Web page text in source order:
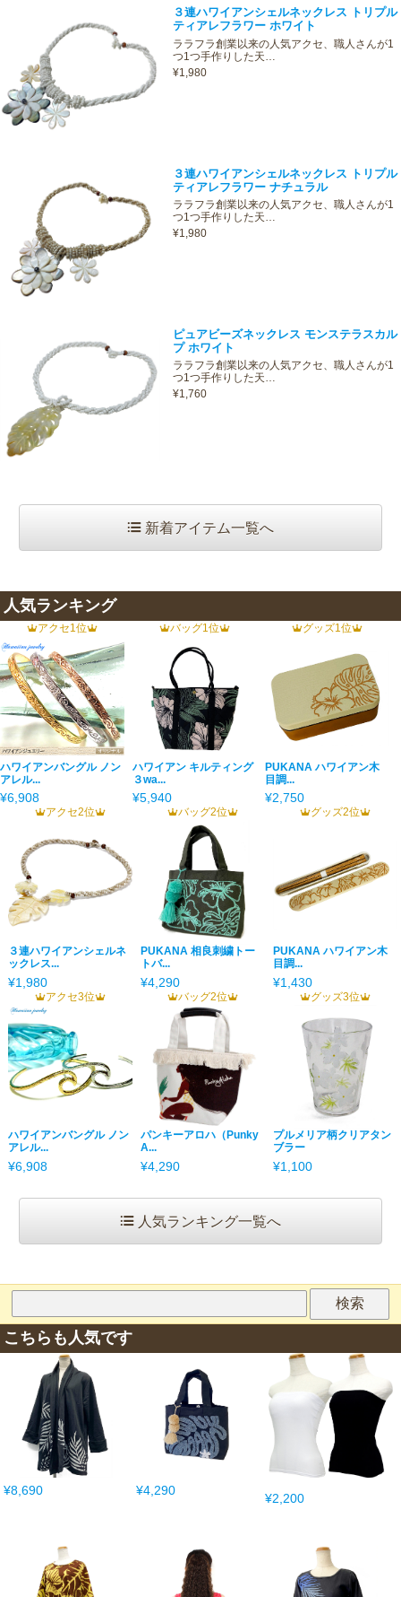
３連ハワイアンシェルネックレス トリプル
ティアレフラワー ホワイト
ララフラ創業以来の人気アクセ、職人さんが1
つ1つ手作りした天…
¥1,980
３連ハワイアンシェルネックレス トリプル
ティアレフラワー ナチュラル
ララフラ創業以来の人気アクセ、職人さんが1
つ1つ手作りした天…
¥1,980
ピュアビーズネックレス モンステラスカル
プ ホワイト
ララフラ創業以来の人気アクセ、職人さんが1
つ1つ手作りした天…
¥1,760
新着アイテム一覧へ
人気ランキング
アクセ1位
ハワイアンバングル ノン
アレル...
¥6,908
バッグ1位
ハワイアン キルティング
３wa...
¥5,940
グッズ1位
PUKANA ハワイアン木
目調...
¥2,750
アクセ2位
３連ハワイアンシェルネ
ックレス...
¥1,980
バッグ2位
PUKANA 相良刺繍トー
トバ...
¥4,290
グッズ2位
PUKANA ハワイアン木
目調...
¥1,430
アクセ3位
ハワイアンバングル ノン
アレル...
¥6,908
バッグ2位
パンキーアロハ（Punky
A...
¥4,290
グッズ3位
プルメリア柄クリアタン
ブラー
¥1,100
人気ランキング一覧へ
こちらも人気です
¥8,690 ¥4,290
¥2,200